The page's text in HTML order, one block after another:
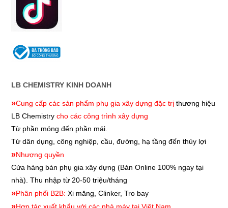
LB CHEMISTRY KINH DOANH
»Cung cấp các sản phẩm phụ gia xây dựng đặc trị thương hiệu
LB Chemistrycho các công trình xây dựng
Từ phần móng đến phần mái.
Từ dân dụng, công nghiệp, cầu, đường, hạ tầng đến thủy lợi
»Nhượng quyền
Cửa hàng bán phụ gia xây dựng (Bán Online 100% ngay tại
nhà). Thu nhập từ 20-50 triệu/tháng
»Phân phối B2B: Xi măng, Clinker, Tro bay
»